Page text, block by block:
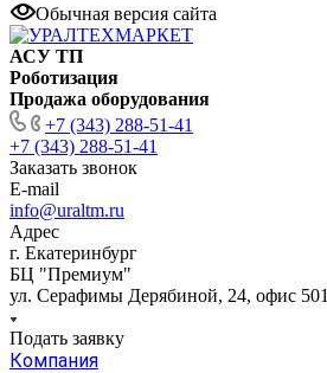
Обычная версия сайта
АСУ ТП
Роботизация
Продажа оборудования
+7 (343) 288-51-41
+7 (343) 288-51-41
Заказать звонок
E-mail
info@uraltm.ru
Адрес
г. Екатеринбург
БЦ "Премиум"
ул. Серафимы Дерябиной, 24, офис 501
Подать заявку
Компания